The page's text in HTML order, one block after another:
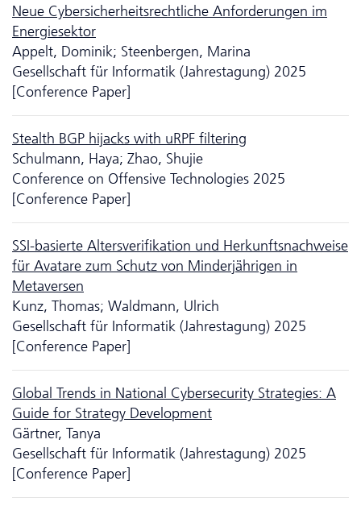
Neue Cybersicherheitsrechtliche Anforderungen im
Energiesektor
Appelt, Dominik; Steenbergen, Marina
Gesellschaft für Informatik (Jahrestagung) 2025
[Conference Paper]
Stealth BGP hijacks with uRPF filtering
Schulmann, Haya; Zhao, Shujie
Conference on Offensive Technologies 2025
[Conference Paper]
SSI-basierte Altersverifikation und Herkunftsnachweise
für Avatare zum Schutz von Minderjährigen in
Metaversen
Kunz, Thomas; Waldmann, Ulrich
Gesellschaft für Informatik (Jahrestagung) 2025
[Conference Paper]
Global Trends in National Cyber­security Strategies: A
Guide for Strategy Development
Gärtner, Tanya
Gesellschaft für Informatik (Jahrestagung) 2025
[Conference Paper]